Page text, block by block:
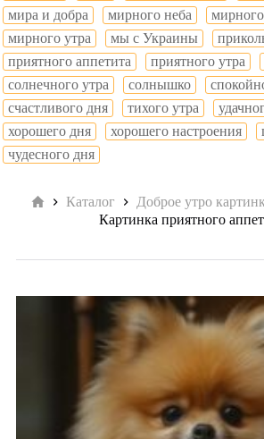
мира и добра
мирного неба
мирного утра
мы с Украины
приятного аппетита
приятного утра
солнечного утра
солнышко
счастливого дня
тихого утра
хорошего дня
хорошего настроения
чудесного дня
ГлавнаяКаталог
Доброе утро
Картинка приятного